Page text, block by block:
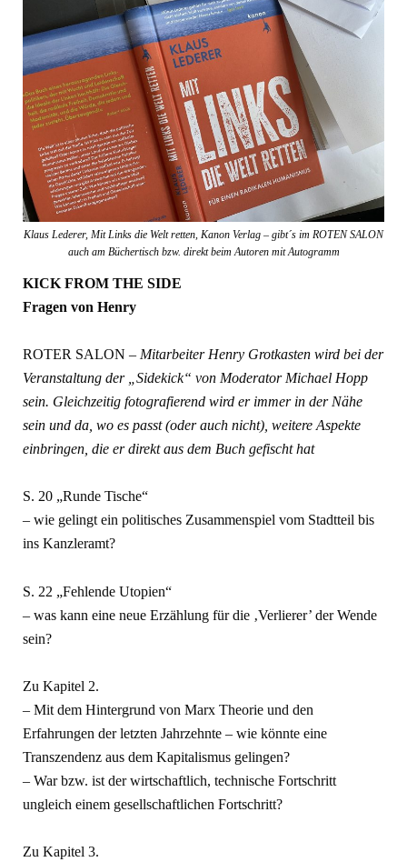
Klaus Lederer, Mit Links die Welt retten, Kanon Verlag – gibt´s im ROTEN SALON
auch am Büchertisch bzw. direkt beim Autoren mit Autogramm
KICK FROM THE SIDE
Fragen von Henry
ROTER SALON– Mitarbeiter Henry Grotkasten wird bei der
Veranstaltung der „Sidekick“ von Moderator Michael Hopp
sein. Gleichzeitig fotografierend wird er immer in der Nähe
sein und da, wo es passt (oder auch nicht), weitere Aspekte
einbringen, die er direkt aus dem Buch gefischt hat
S. 20 „Runde Tische“
– wie gelingt ein politisches Zusammenspiel vom Stadtteil bis
ins Kanzleramt?
S. 22 „Fehlende Utopien“
– was kann eine neue Erzählung für die ‚Verlierer’ der Wende
sein?
Zu Kapitel 2.
– Mit dem Hintergrund von Marx Theorie und den
Erfahrungen der letzten Jahrzehnte – wie könnte eine
Transzendenz aus dem Kapitalismus gelingen?
– War bzw. ist der wirtschaftlich, technische Fortschritt
ungleich einem gesellschaftlichen Fortschritt?
Zu Kapitel 3.